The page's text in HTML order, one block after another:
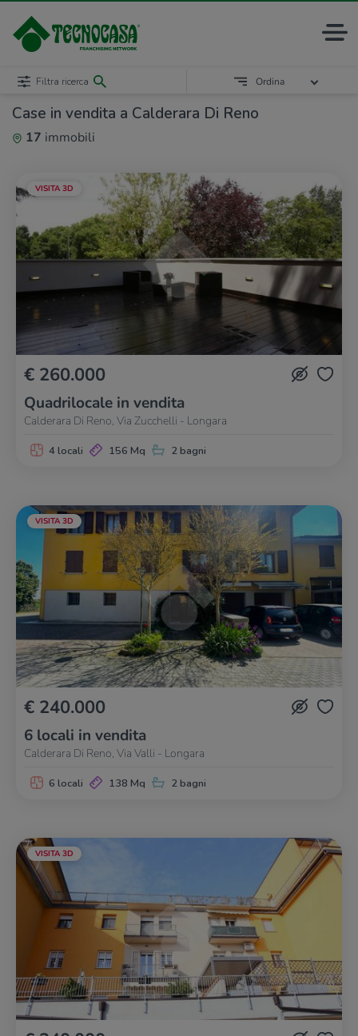
Case in vendita a Calderara Di Reno
17 immobili
Filtra ricerca Ordina
VISITA 3D
€ 260.000
Quadrilocale in vendita
Calderara Di Reno, Via Zucchelli - Longara
4 locali 156 Mq 2 bagni
VISITA 3D
€ 240.000
6 locali in vendita
Calderara Di Reno, Via Valli - Longara
6 locali 138 Mq 2 bagni
VISITA 3D